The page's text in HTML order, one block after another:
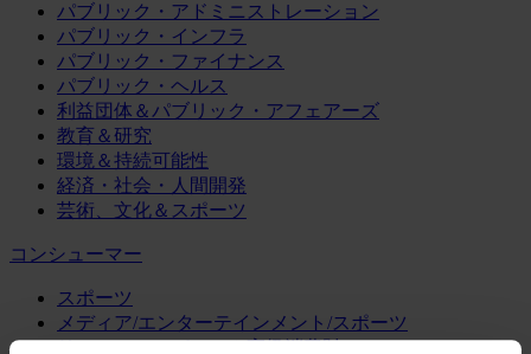
パブリック・アドミニストレーション
パブリック・インフラ
パブリック・ファイナンス
パブリック・ヘルス
利益団体＆パブリック・アフェアーズ
教育＆研究
環境＆持続可能性
経済・社会・人間開発
芸術、文化＆スポーツ
コンシューマー
スポーツ
メディア/エンターテインメント/スポーツ
リテール、アパレル＆高級消費財